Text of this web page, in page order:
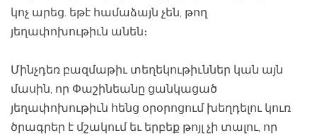
կոչ արեց. եթէ համաձայն չեն, թող
յեղափոխութիւն անեն։
Մինչդեռ բազմաթիւ տեղեկութիւններ կան այն
մասին, որ Փաշինեանը ցանկացած
յեղափոխութիւն հենց օրօրոցում խեղդելու կուռ
ծրագրեր է մշակում եւ երբեք թոյլ չի տալու, որ